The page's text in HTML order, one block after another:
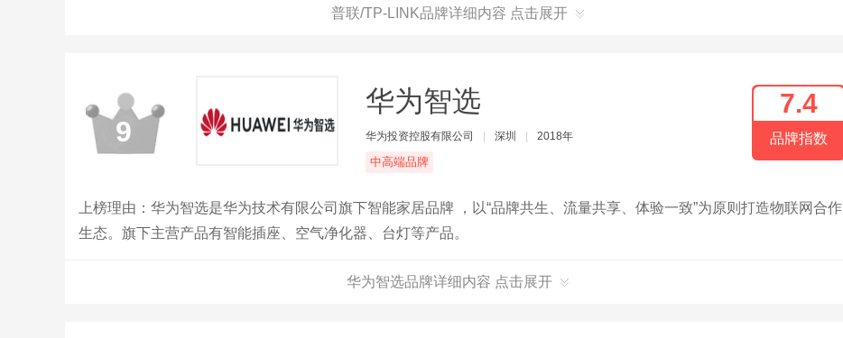
普联/TP-LINK品牌详细内容 点击展开
9
华为智选
华为投资控股有限公司 深圳 2018年
中高端品牌
7.4
品牌指数
上榜理由：华为智选是华为技术有限公司旗下智能家居品牌 ，以“品牌共生、流量共享、体验一致”为原则打造物联网合作
生态。旗下主营产品有智能插座、空气净化器、台灯等产品。
华为智选品牌详细内容 点击展开